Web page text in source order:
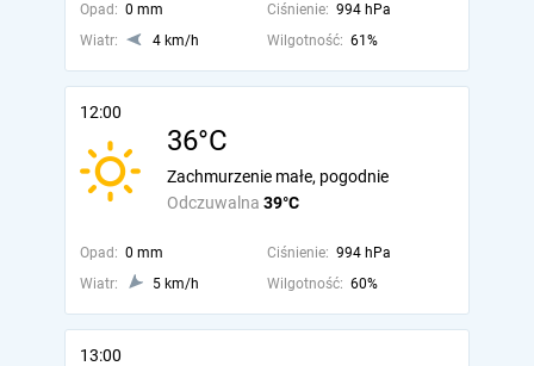
Opad: 0 mm Ciśnienie: 994 hPa
Wiatr:
4 km/h Wilgotność: 61%
12:00
36°C
Odczuwalna 39°C
Zachmurzenie małe, pogodnie
Opad: 0 mm Ciśnienie: 994 hPa
Wiatr:
5 km/h Wilgotność: 60%
13:00